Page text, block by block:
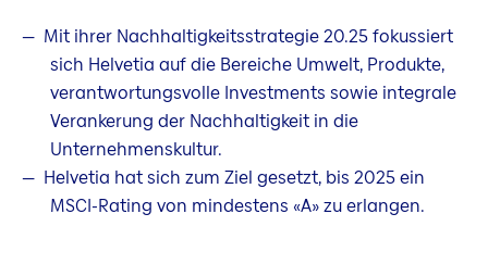
Mit ihrer Nachhaltigkeitsstrategie 20.25 fokussiert
sich Helvetia auf die Bereiche Umwelt, Produkte,
verantwortungsvolle Investments sowie integrale
Verankerung der Nachhaltigkeit in die
Unternehmenskultur.
Helvetia hat sich zum Ziel gesetzt, bis 2025 ein
MSCI-Rating von mindestens «A» zu erlangen.